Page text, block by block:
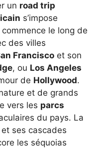
un road trip
s’impose
le long de
des villes
Francisco et son
, ou Los Angeles
de Hollywood.
et de grands
vers les parcs
du pays. La
et ses cascades
les séquoias